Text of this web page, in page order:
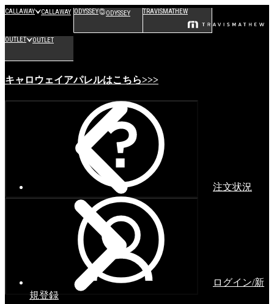
CALLAWAY CALLAWAY ODYSSEY ODYSSEY TRAVISMATHEW
OUTLET OUTLET
キャロウェイアパレルはこちら>>>
注文状況
ログイン/新
規登録